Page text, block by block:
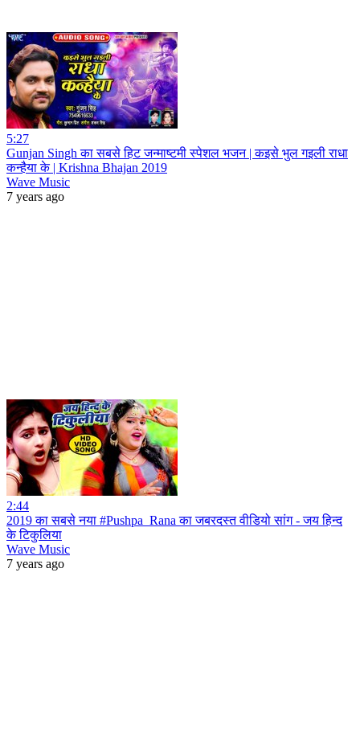
5:27
Gunjan Singh का सबसे हिट जन्माष्टमी स्पेशल भजन | कइसे भुल गइली राधा
कन्हैया के | Krishna Bhajan 2019
Wave Music
7 years ago
2:44
2019 का सबसे नया #Pushpa_Rana का जबरदस्त वीडियो सांग - जय हिन्द
के टिकुलिया
Wave Music
7 years ago